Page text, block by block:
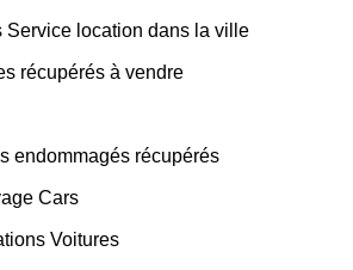
Service location dans la ville
récupérés à vendre
endommagés récupérés
Cars
Voitures